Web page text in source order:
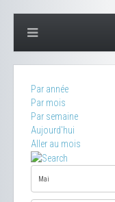
Par année
Par mois
Par semaine
Aujourd'hui
Aller au mois